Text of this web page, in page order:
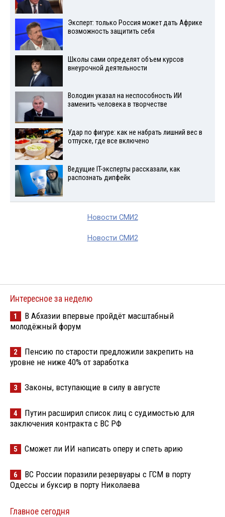
Эксперт: только Россия может дать Африке
возможность защитить себя
Школы сами определят объем курсов
внеурочной деятельности
Володин указал на неспособность ИИ
заменить человека в творчестве
Удар по фигуре: как не набрать лишний вес в
отпуске, где все включено
Ведущие IT-эксперты рассказали, как
распознать дипфейк
Новости СМИ2
Новости СМИ2
Интересное за неделю
1
В Абхазии впервые пройдёт масштабный
молодёжный форум
2
Пенсию по старости предложили закрепить на
уровне не ниже 40% от заработка
3 Законы, вступающие в силу в августе
4
Путин расширил список лиц с судимостью для
заключения контракта с ВС РФ
5 Сможет ли ИИ написать оперу и спеть арию
6
ВС России поразили резервуары с ГСМ в порту
Одессы и буксир в порту Николаева
Главное сегодня